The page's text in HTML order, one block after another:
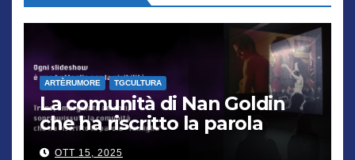
ARTÈRUMORE TGCULTURA
La comunità di Nan Goldin
che ha riscritto la parola
“famiglia”
OTT 15, 2025